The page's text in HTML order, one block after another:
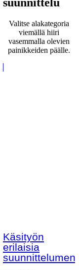
Valitse alakategoria
viemällä hiiri
vasemmalla olevien
painikkeiden päälle.
Käsityön
erilaisia